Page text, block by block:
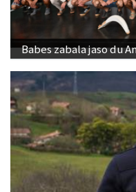
Babes zabala jaso du